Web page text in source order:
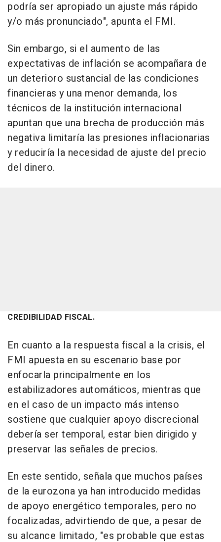
podría ser apropiado un ajuste más rápido
y/o más pronunciado", apunta el FMI.
Sin embargo, si el aumento de las
expectativas de inflación se acompañara de
un deterioro sustancial de las condiciones
financieras y una menor demanda, los
técnicos de la institución internacional
apuntan que una brecha de producción más
negativa limitaría las presiones inflacionarias
y reduciría la necesidad de ajuste del precio
del dinero.
CREDIBILIDAD FISCAL.
En cuanto a la respuesta fiscal a la crisis, el
FMI apuesta en su escenario base por
enfocarla principalmente en los
estabilizadores automáticos, mientras que
en el caso de un impacto más intenso
sostiene que cualquier apoyo discrecional
debería ser temporal, estar bien dirigido y
preservar las señales de precios.
En este sentido, señala que muchos países
de la eurozona ya han introducido medidas
de apoyo energético temporales, pero no
focalizadas, advirtiendo de que, a pesar de
su alcance limitado, "es probable que estas